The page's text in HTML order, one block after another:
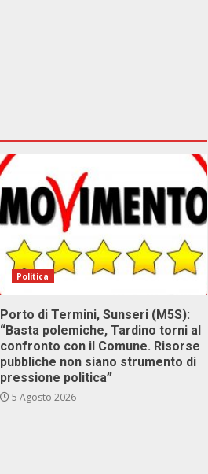
Politica
Porto di Termini, Sunseri (M5S):
“Basta polemiche, Tardino torni al
confronto con il Comune. Risorse
pubbliche non siano strumento di
pressione politica”
5 Agosto 2026